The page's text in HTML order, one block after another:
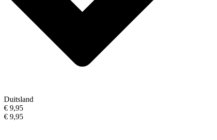
Duitsland
€ 9,95
€ 9,95